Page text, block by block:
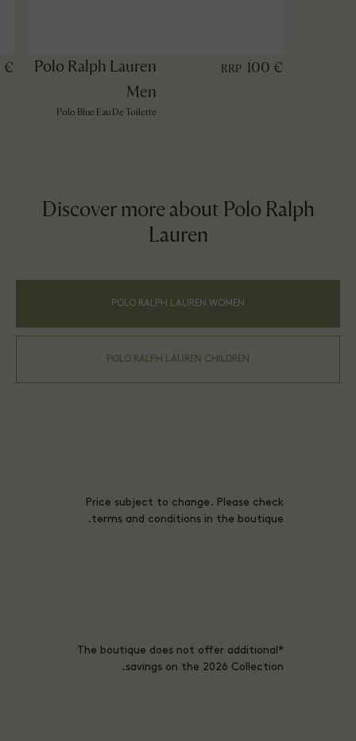
€
Polo Ralph Lauren
Men
Polo Blue Eau De Toilette
RRP 100 €
Discover more about Polo Ralph
Lauren
POLO RALPH LAUREN WOMEN
POLO RALPH LAUREN CHILDREN
Price subject to change. Please check
terms and conditions in the boutique.
*The boutique does not offer additional
savings on the 2026 Collection.